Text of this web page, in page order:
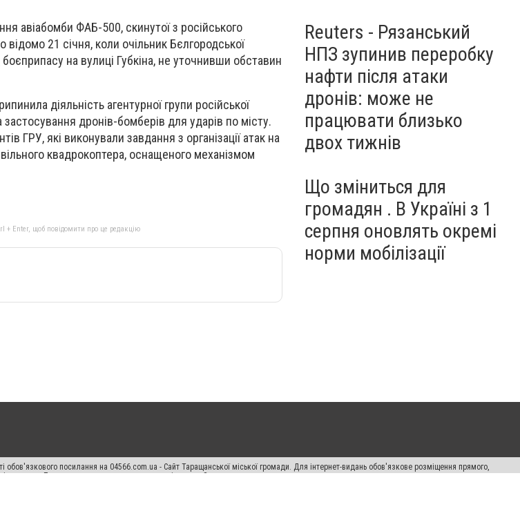
авіабомби ФАБ-500, скинутої з російського
21 січня, коли очільник Бєлгородської
на вулиці Губкіна, не уточнивши обставин
діяльність агентурної групи російської
застосування дронів-бомберів для ударів по місту.
ГРУ, які виконували завдання з організації атак на
квадрокоптера, оснащеного механізмом
+ Enter, щоб повідомити про це редакцію
Reuters - Рязанський
НПЗ зупинив переробку
нафти після атаки
дронів: може не
працювати близько
двох тижнів
Що зміниться для
громадян . В Україні з 1
серпня оновлять окремі
норми мобілізації
посилання на 04566.com.ua - Cайт Таращанської міської громади. Для інтернет-видань обов'язкове розміщення прямого,
джерела. Порушення виняткових прав переслідується Законом.